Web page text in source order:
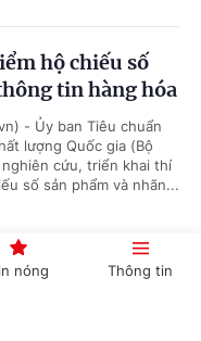
hộ chiếu số
tin hàng hóa
- Ủy ban Tiêu chuẩn
lượng Quốc gia (Bộ
nghiên cứu, triển khai thí
số sản phẩm và nhãn...
nóng Thông tin